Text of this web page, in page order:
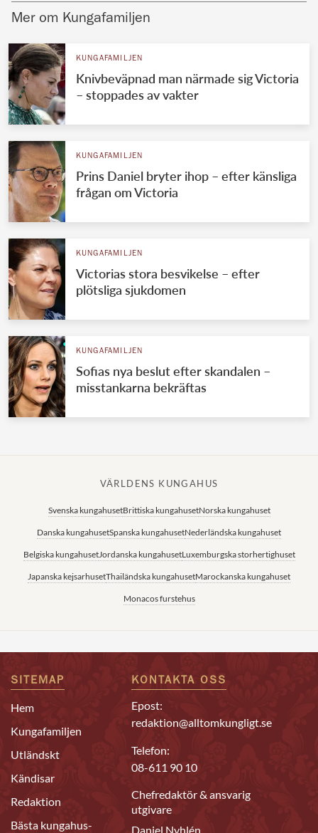
Mer om Kungafamiljen
KUNGAFAMILJEN
Knivbeväpnad man närmade sig Victoria
– stoppades av vakter
KUNGAFAMILJEN
Prins Daniel bryter ihop – efter känsliga
frågan om Victoria
KUNGAFAMILJEN
Victorias stora besvikelse – efter
plötsliga sjukdomen
KUNGAFAMILJEN
Sofias nya beslut efter skandalen –
misstankarna bekräftas
VÄRLDENS KUNGAHUS
Svenska kungahusetBrittiska kungahusetNorska kungahuset
Danska kungahusetSpanska kungahusetNederländska kungahuset
Belgiska kungahusetJordanska kungahusetLuxemburgska storhertighuset
Japanska kejsarhusetThailändska kungahusetMarockanska kungahuset
Monacos furstehus
SITEMAP
Hem
Kungafamiljen
Utländskt
Kändisar
Redaktion
Bästa kungahus-
KONTAKTA OSS
Epost:
redaktion@alltomkungligt.se
Telefon:
08-611 90 10
Chefredaktör & ansvarig
utgivare
Daniel Nyhlén